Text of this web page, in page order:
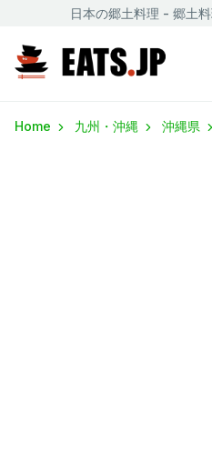
日本の郷土料理 - 郷土
Home 九州・沖縄 沖縄県